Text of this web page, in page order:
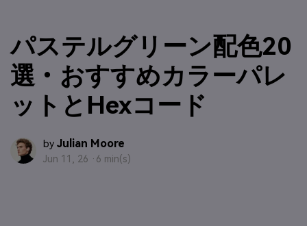
パステルグリーン配色20
選・おすすめカラーパレ
ットとHexコード
by Julian Moore
Jun 11, 26 · 6 min(s)